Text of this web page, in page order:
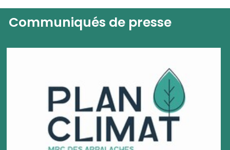
Communiqués de presse